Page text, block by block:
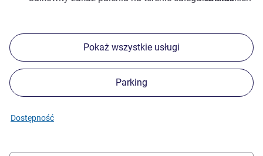
Pokaż wszystkie usługi
Parking
Dostępność